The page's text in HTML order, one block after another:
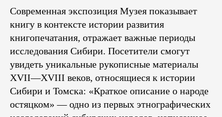
Современная экспозиция Музея показывает
книгу в контексте истории развития
книгопечатания, отражает важные периоды
исследования Сибири. Посетители смогут
увидеть уникальные рукописные материалы
XVII—XVIII веков, относящиеся к истории
Сибири и Томска: «Краткое описание о народе
остяцком» — одно из первых этнографических